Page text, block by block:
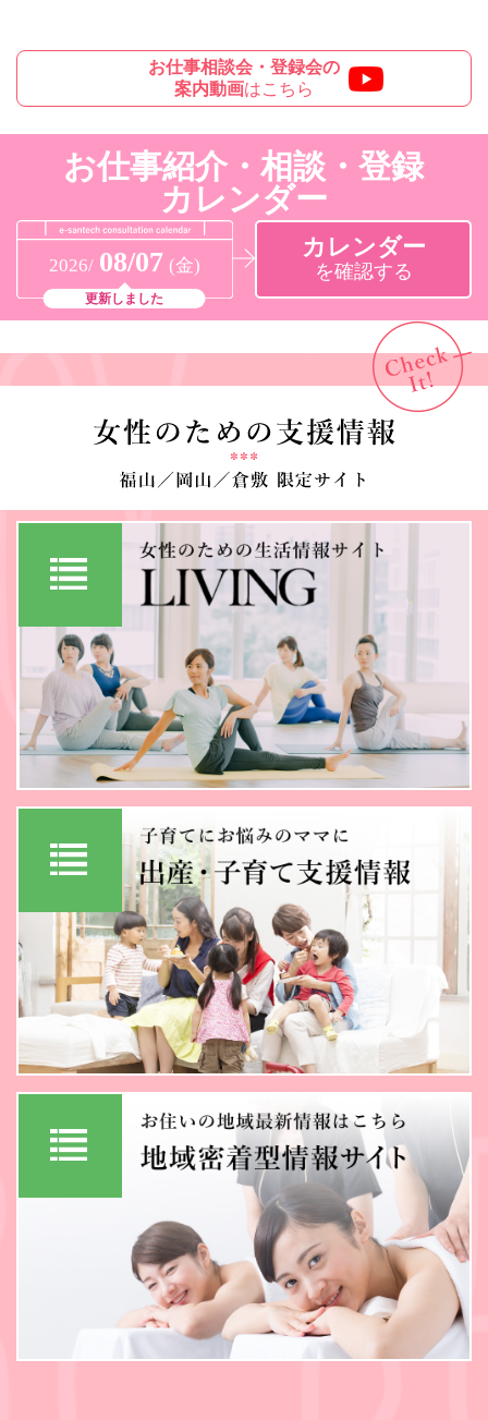
お仕事相談会・登録会の
案内動画はこちら
お仕事紹介・相談・登録
カレンダー
2026/ 08/07 (金)
更新しました
カレンダー
を確認する